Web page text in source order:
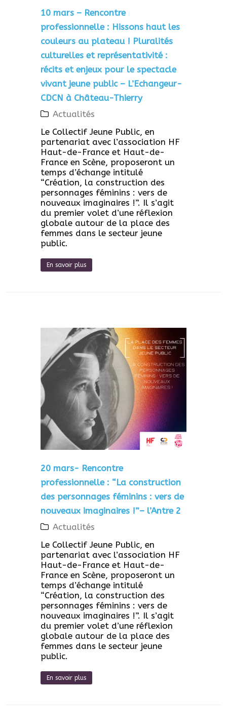
10 mars – Rencontre
professionnelle : Hissons haut les
couleurs au plateau ! Pluralités
culturelles et représentativité :
récits et enjeux pour le spectacle
vivant jeune public – L’Echangeur-
CDCN à Château-Thierry
Actualités
Le Collectif Jeune Public, en
partenariat avec l’association HF
Haut-de-France et Haut-de-
France en Scène, proposeront un
temps d’échange intitulé
“Création, la construction des
personnages féminins : vers de
nouveaux imaginaires !”. Il s’agit
du premier volet d’une réflexion
globale autour de la place des
femmes dans le secteur jeune
public.
En savoir plus
20 mars- Rencontre
professionnelle : “La construction
des personnages féminins : vers de
nouveaux imaginaires !”– l’Antre 2
Actualités
Le Collectif Jeune Public, en
partenariat avec l’association HF
Haut-de-France et Haut-de-
France en Scène, proposeront un
temps d’échange intitulé
“Création, la construction des
personnages féminins : vers de
nouveaux imaginaires !”. Il s’agit
du premier volet d’une réflexion
globale autour de la place des
femmes dans le secteur jeune
public.
En savoir plus